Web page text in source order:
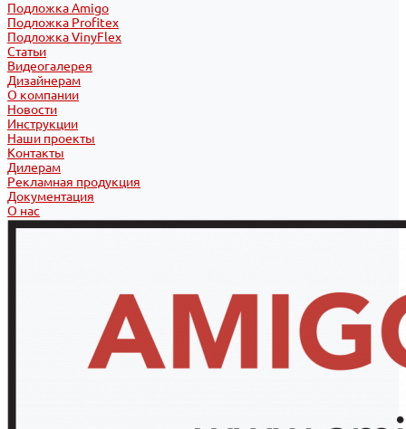
Подложка Amigo
Подложка Profitex
Подложка VinyFlex
Статьи
Видеогалерея
Дизайнерам
О компании
Новости
Инструкции
Наши проекты
Контакты
Дилерам
Рекламная продукция
Документация
О нас